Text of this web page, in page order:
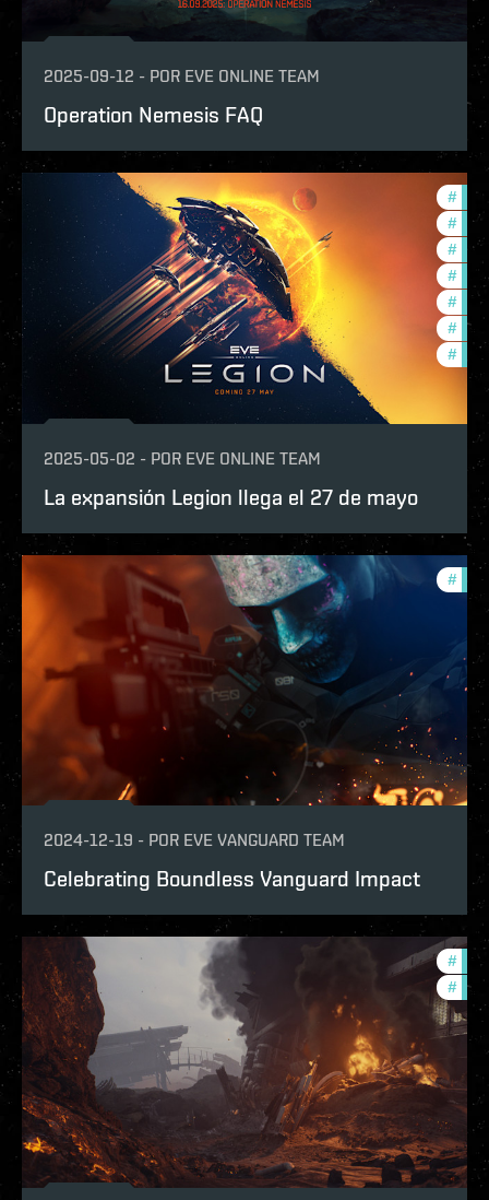
2025-09-12 - POR EVE ONLINE TEAM
Operation Nemesis FAQ
#
#
#
#
#
#
#
2025-05-02 - POR EVE ONLINE TEAM
La expansión Legion llega el 27 de mayo
#
2024-12-19 - POR EVE VANGUARD TEAM
Celebrating Boundless Vanguard Impact
#
# in-